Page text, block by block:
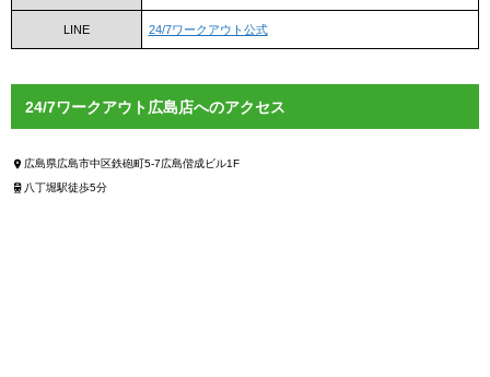
LINE 24/7ワークアウト公式
24/7ワークアウト広島店へのアクセス
広島県広島市中区鉄砲町5-7広島偕成ビル1F
八丁堀駅徒歩5分